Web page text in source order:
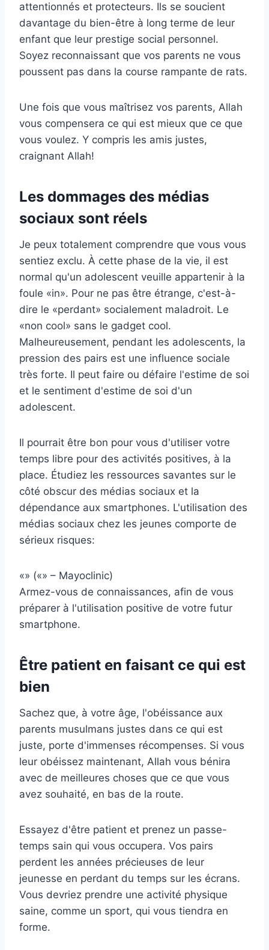
attentionnés et protecteurs. Ils se soucient
davantage du bien-être à long terme de leur
enfant que leur prestige social personnel.
Soyez reconnaissant que vos parents ne vous
poussent pas dans la course rampante de rats.
Une fois que vous maîtrisez vos parents, Allah
vous compensera ce qui est mieux que ce que
vous voulez. Y compris les amis justes,
craignant Allah!
Les dommages des médias
sociaux sont réels
Je peux totalement comprendre que vous vous
sentiez exclu. À cette phase de la vie, il est
normal qu'un adolescent veuille appartenir à la
foule «in». Pour ne pas être étrange, c'est-à-
dire le «perdant» socialement maladroit. Le
«non cool» sans le gadget cool.
Malheureusement, pendant les adolescents, la
pression des pairs est une influence sociale
très forte. Il peut faire ou défaire l'estime de soi
et le sentiment d'estime de soi d'un
adolescent.
Il pourrait être bon pour vous d'utiliser votre
temps libre pour des activités positives, à la
place. Étudiez les ressources savantes sur le
côté obscur des médias sociaux et la
dépendance aux smartphones. L'utilisation des
médias sociaux chez les jeunes comporte de
sérieux risques:
«» («» – Mayoclinic)
Armez-vous de connaissances, afin de vous
préparer à l'utilisation positive de votre futur
smartphone.
Être patient en faisant ce qui est
bien
Sachez que, à votre âge, l'obéissance aux
parents musulmans justes dans ce qui est
juste, porte d'immenses récompenses. Si vous
leur obéissez maintenant, Allah vous bénira
avec de meilleures choses que ce que vous
avez souhaité, en bas de la route.
Essayez d'être patient et prenez un passe-
temps sain qui vous occupera. Vos pairs
perdent les années précieuses de leur
jeunesse en perdant du temps sur les écrans.
Vous devriez prendre une activité physique
saine, comme un sport, qui vous tiendra en
forme.